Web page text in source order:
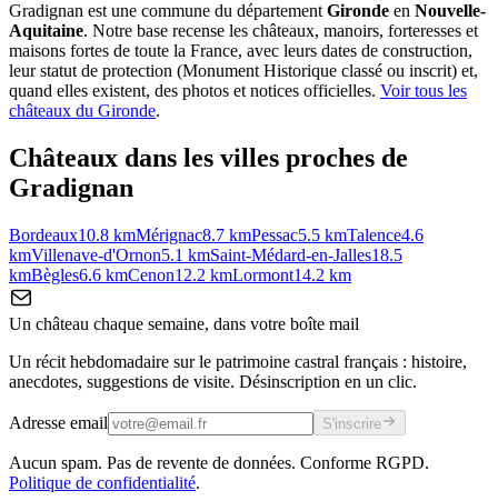
Gradignan est une commune du départementGironde en Nouvelle-
Aquitaine. Notre base recense les châteaux, manoirs, forteresses et
maisons fortes de toute la France, avec leurs dates de construction,
leur statut de protection (Monument Historique classé ou inscrit) et,
quand elles existent, des photos et notices officielles. Voir tous les
châteaux du Gironde.
Châteaux dans les villes proches de
Gradignan
Bordeaux10.8 kmMérignac8.7 kmPessac5.5 kmTalence4.6
kmVillenave-d'Ornon5.1 kmSaint-Médard-en-Jalles18.5
kmBègles6.6 kmCenon12.2 kmLormont14.2 km
Un château chaque semaine, dans votre boîte mail
Un récit hebdomadaire sur le patrimoine castral français : histoire,
anecdotes, suggestions de visite. Désinscription en un clic.
Adresse email S'inscrire
Aucun spam. Pas de revente de données. Conforme RGPD.
Politique de confidentialité.